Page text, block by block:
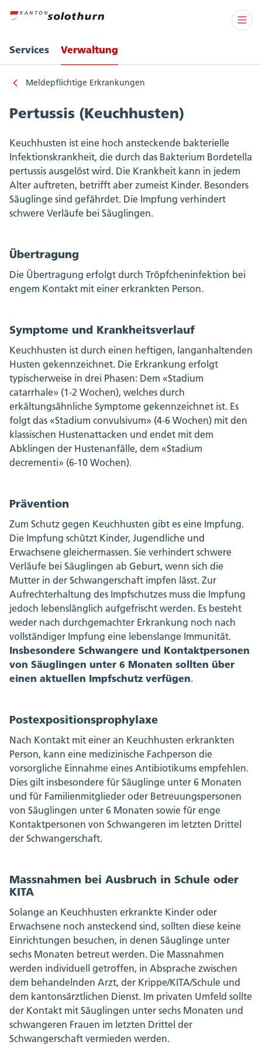
Services Verwaltung
Meldepflichtige Erkrankungen
Pertussis (Keuchhusten)
Keuchhusten ist eine hoch ansteckende bakterielle
Infektionskrankheit, die durch das Bakterium Bordetella
pertussis ausgelöst wird. Die Krankheit kann in jedem
Alter auftreten, betrifft aber zumeist Kinder. Besonders
Säuglinge sind gefährdet. Die Impfung verhindert
schwere Verläufe bei Säuglingen.
Übertragung
Die Übertragung erfolgt durch Tröpfcheninfektion bei
engem Kontakt mit einer erkrankten Person.
Symptome und Krankheitsverlauf
Keuchhusten ist durch einen heftigen, langanhaltenden
Husten gekennzeichnet. Die Erkrankung erfolgt
typischerweise in drei Phasen: Dem «Stadium
catarrhale» (1-2 Wochen), welches durch
erkältungsähnliche Symptome gekennzeichnet ist. Es
folgt das «Stadium convulsivum» (4-6 Wochen) mit den
klassischen Hustenattacken und endet mit dem
Abklingen der Hustenanfälle, dem «Stadium
decrementi» (6-10 Wochen).
Prävention
Zum Schutz gegen Keuchhusten gibt es eine Impfung.
Die Impfung schützt Kinder, Jugendliche und
Erwachsene gleichermassen. Sie verhindert schwere
Verläufe bei Säuglingen ab Geburt, wenn sich die
Mutter in der Schwangerschaft impfen lässt. Zur
Aufrechterhaltung des Impfschutzes muss die Impfung
jedoch lebenslänglich aufgefrischt werden. Es besteht
weder nach durchgemachter Erkrankung noch nach
vollständiger Impfung eine lebenslange Immunität.
Insbesondere Schwangere und Kontaktpersonen
von Säuglingen unter 6 Monaten sollten über
einen aktuellen Impfschutz verfügen.
Postexpositionsprophylaxe
Nach Kontakt mit einer an Keuchhusten erkrankten
Person, kann eine medizinische Fachperson die
vorsorgliche Einnahme eines Antibiotikums empfehlen.
Dies gilt insbesondere für Säuglinge unter 6 Monaten
und für Familienmitglieder oder Betreuungspersonen
von Säuglingen unter 6 Monaten sowie für enge
Kontaktpersonen von Schwangeren im letzten Drittel
der Schwangerschaft.
Massnahmen bei Ausbruch in Schule oder
KITA
Solange an Keuchhusten erkrankte Kinder oder
Erwachsene noch ansteckend sind, sollten diese keine
Einrichtungen besuchen, in denen Säuglinge unter
sechs Monaten betreut werden. Die Massnahmen
werden individuell getroffen, in Absprache zwischen
dem behandelnden Arzt, der Krippe/KITA/Schule und
dem kantonsärztlichen Dienst. Im privaten Umfeld sollte
der Kontakt mit Säuglingen unter sechs Monaten und
schwangeren Frauen im letzten Drittel der
Schwangerschaft vermieden werden.